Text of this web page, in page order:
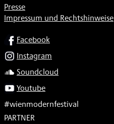
Presse
Impressum und Rechtshinweise
SOCIALFacebook
Instagram
Soundcloud
Youtube
#wienmodernfestival
PARTNER